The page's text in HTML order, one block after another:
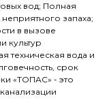
вод; Полная
запаха;
в вызове
культур
техническая вода и
срок
«ТОПАС» - это